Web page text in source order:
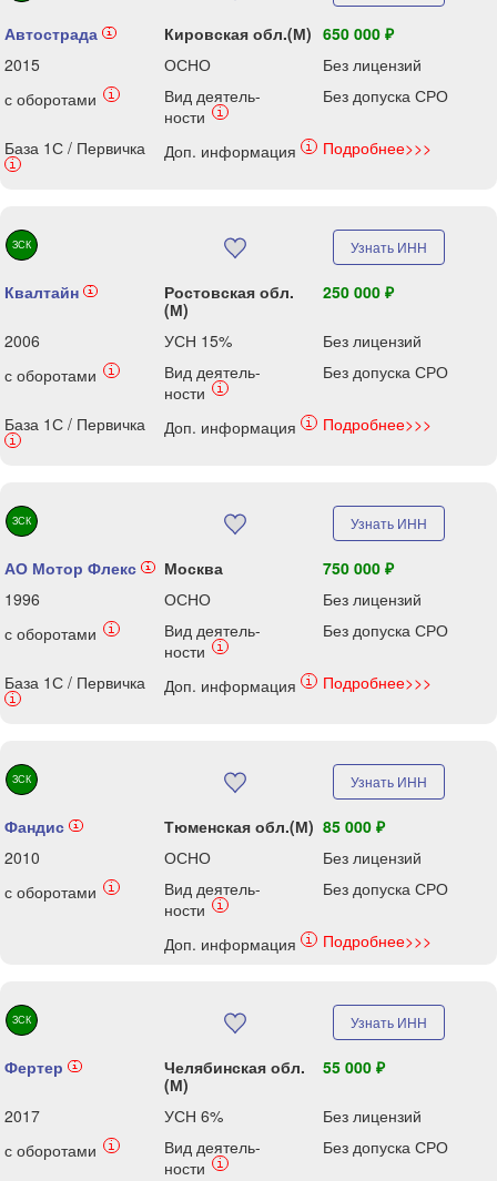
Автострада i Кировская обл.(М) 650 000 ₽
2015
ОСНО
Без лицензий
с оборотами
i
Вид деятель-
ности
i
Без допуска СРО
База 1С / Первичка
i
Доп. информация i Подробнее>>>
ЗСК Узнать ИНН
Квалтайн i
Ростовская обл.
(М)
250 000 ₽
2006 УСН 15%
Без лицензий
с оборотами
i
Вид деятель-
ности
i
Без допуска СРО
База 1С / Первичка
i
Доп. информация i Подробнее>>>
ЗСК Узнать ИНН
АО Мотор Флекс i Москва
750 000 ₽
1996
ОСНО
Без лицензий
с оборотами
i
Вид деятель-
ности
i
Без допуска СРО
База 1С / Первичка
i
Доп. информация i Подробнее>>>
ЗСК Узнать ИНН
Фандис i Тюменская обл.(М) 85 000 ₽
2010
ОСНО
Без лицензий
с оборотами
i
Вид деятель-
ности
i
Без допуска СРО
Доп. информация i Подробнее>>>
ЗСК Узнать ИНН
Фертер i
Челябинская обл.
(М)
55 000 ₽
2017 УСН 6%
Без лицензий
с оборотами
i
Вид деятель-
ности
i
Без допуска СРО